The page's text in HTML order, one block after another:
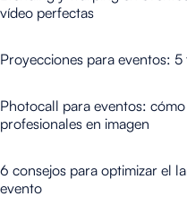
vídeo perfectas
Proyecciones para eventos:
Photocall para eventos:
profesionales en imagen
6 consejos para optimizar el
evento